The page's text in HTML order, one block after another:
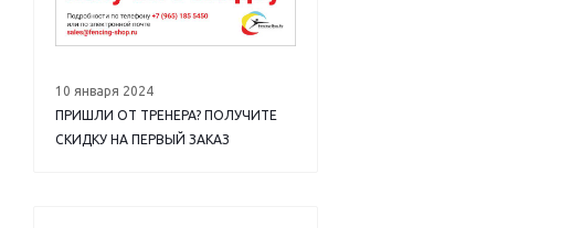
10 января 2024
ПРИШЛИ ОТ ТРЕНЕРА? ПОЛУЧИТЕ
СКИДКУ НА ПЕРВЫЙ ЗАКАЗ